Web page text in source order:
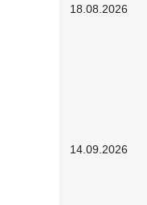
18.08.2026
14.09.2026